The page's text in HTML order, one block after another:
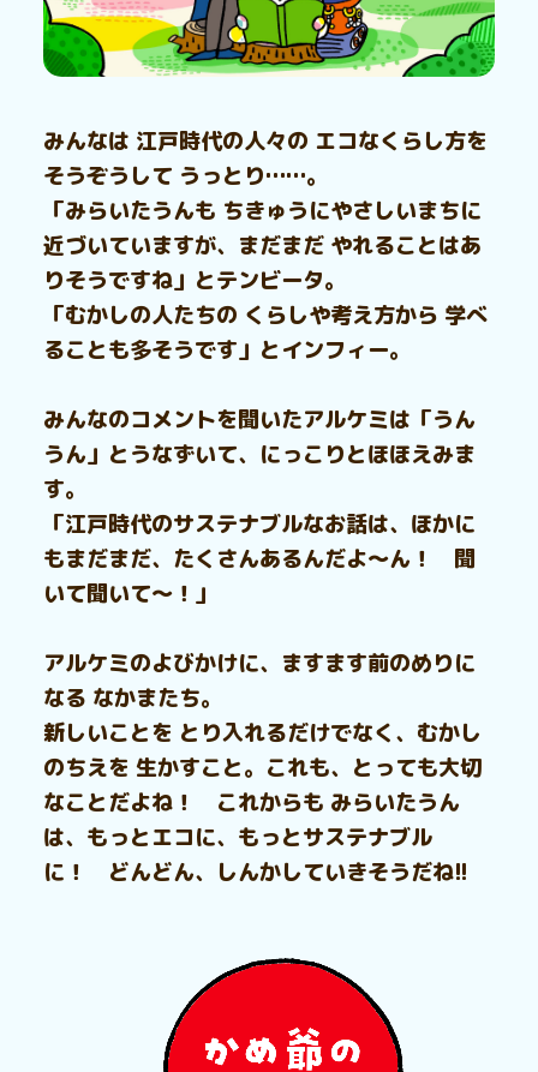
みんなは 江戸時代の人々の エコなくらし方を
そうぞうして うっとり……。
「みらいたうんも ちきゅうにやさしいまちに
近づいていますが、まだまだ やれることはあ
りそうですね」とテンビータ。
「むかしの人たちの くらしや考え方から 学べ
ることも多そうです」とインフィー。
みんなのコメントを聞いたアルケミは「うん
うん」とうなずいて、にっこりとほほえみま
す。
「江戸時代のサステナブルなお話は、ほかに
もまだまだ、たくさんあるんだよ～ん！ 聞
いて聞いて～！」
アルケミのよびかけに、ますます前のめりに
なる なかまたち。
新しいことを とり入れるだけでなく、むかし
のちえを 生かすこと。これも、とっても大切
なことだよね！ これからも みらいたうん
は、もっとエコに、もっとサステナブル
に！ どんどん、しんかしていきそうだね!!